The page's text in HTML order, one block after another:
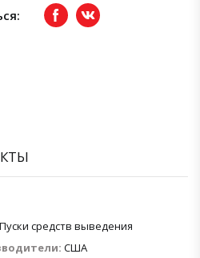
FacebookвКонтакте
Пуски средств выведения
США